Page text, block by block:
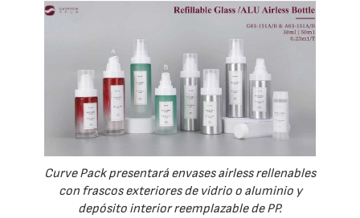
Curve Pack presentará envases airless rellenables
con frascos exteriores de vidrio o aluminio y
depósito interior reemplazable de PP.